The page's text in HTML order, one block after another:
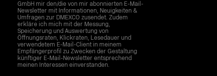
GmbH mir den/die von mir abonnierten E-Mail-
Newsletter mit Informationen, Neuigkeiten &
Umfragen zur DMEXCO zusendet. Zudem
erkläre ich mich mit der Messung,
Speicherung und Auswertung von
Öffnungsraten, Klickraten, Lesedauer und
verwendetem E-Mail-Client in meinem
Empfängerprofil zu Zwecken der Gestaltung
künftiger E-Mail-Newsletter entsprechend
meinen Interessen einverstanden.